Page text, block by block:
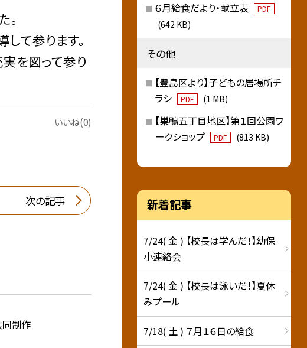
。
て参ります。
を図って参り
いいね(0)
次の記事
制作
６月給食だより・献立表 PDF
(642 KB)
その他
【豊島区より】子どもの居場所チ
ラシ
PDF (1 MB)
【巣鴨五丁目地区】第１回公園ワ
ークショップ
PDF (813 KB)
新着記事
7/24( 金 ) 【校長は学んだ！】幼保
小連絡会
7/24( 金 ) 【校長は泳いだ！】夏休
みプール
7/18( 土 ) ７月１６日の給食